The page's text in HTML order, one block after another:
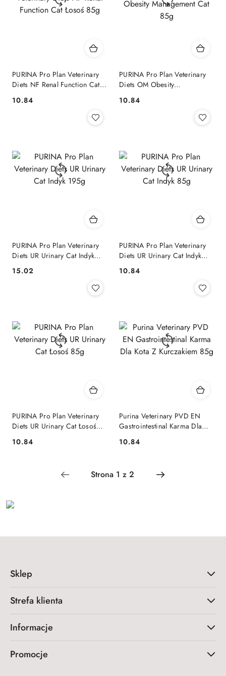
PURINA Pro Plan Veterinary
Diets NF Renal Function Cat
Cena:
10.84
PURINA Pro Plan Veterinary
Diets OM Obesity
Cena:
10.84
PURINA Pro Plan Veterinary
Diets UR Urinary Cat Indyk
Cena:
15.02
PURINA Pro Plan Veterinary
Diets UR Urinary Cat Indyk
Cena:
10.84
PURINA Pro Plan Veterinary
Diets UR Urinary Cat Łosoś
Cena:
10.84
Purina Veterinary PVD EN
Gastrointestinal Karma Dla
Cena:
10.84
Sklep
Strefa klienta
Informacje
Promocje